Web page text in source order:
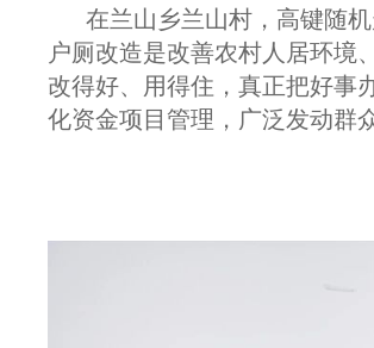
在兰山乡兰山村，高键随
户厕改造是改善农村人居环境
改得好、用得住，真正把好事
化资金项目管理，广泛发动群